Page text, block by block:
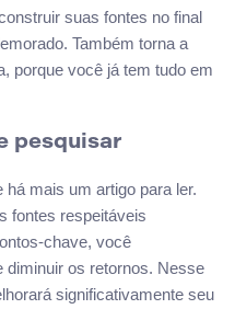
suas fontes no final
Também torna a
porque você já tem tudo em
pesquisar
mais um artigo para ler.
fontes respeitáveis
chave, você
diminuir os retornos. Nesse
significativamente seu